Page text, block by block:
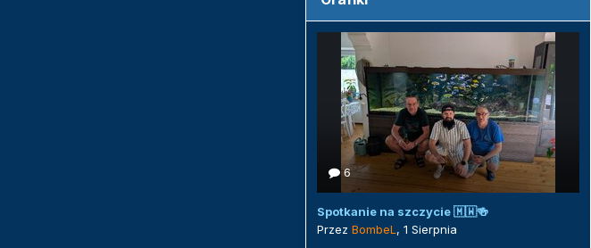
6
Spotkanie na szczycie 🇲🇼🍻
Przez BombeL , 1 Sierpnia